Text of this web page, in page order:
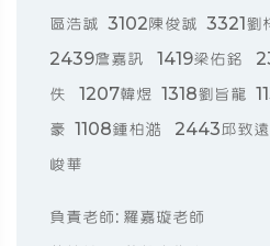
區浩誠 3102陳俊誠 3321
2439詹嘉訊 1419梁佑銘
佚 1207韓煜 1318劉旨龍
豪 1108鍾柏澔 2443邱致
峻華
負責老師: 羅嘉璇老師